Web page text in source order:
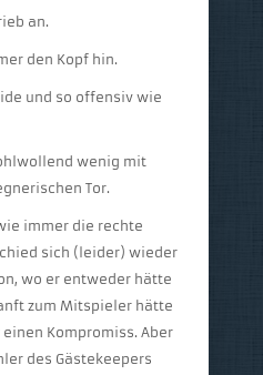
an.
den Kopf hin.
und so offensiv wie
wenig mit
Tor.
immer die rechte
sich (leider) wieder
wo er entweder hätte
zum Mitspieler hätte
Kompromiss. Aber
des Gästekeepers